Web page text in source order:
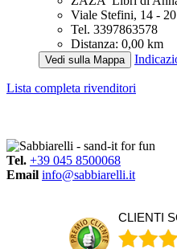
Viale Stefini, 14 -
Tel. 3397863578
Distanza: 0,00 km
Vedi sulla Mappa
Lista completa rivenditori
Tel. +39 045 8500068
Email info@sabbiarelli.it
CLIENTI